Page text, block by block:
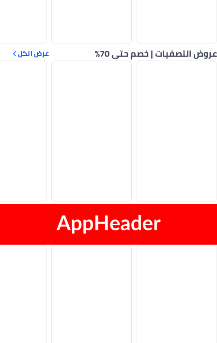
عروض التصفيات | خصم حتى 70% عرض الكل